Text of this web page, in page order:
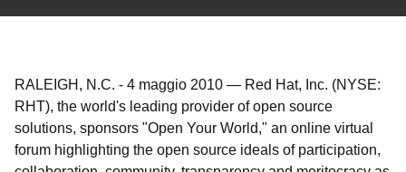
RALEIGH, N.C. - 4 maggio 2010 — Red Hat, Inc. (NYSE:
RHT), the world's leading provider of open source
solutions, sponsors "Open Your World," an online virtual
forum highlighting the open source ideals of participation,